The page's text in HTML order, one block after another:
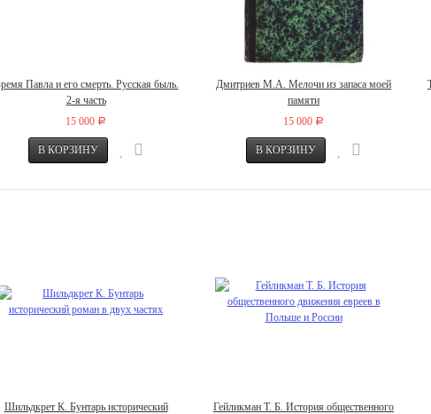
Павла и его смерть. Русская быль.
2-я часть
15 000 Р
Дмитриев М.А. Мелочи из запаса моей
памяти
15 000 Р
Шильдкрет К. Бунтарь исторический
Гейликман Т. Б. История общественного